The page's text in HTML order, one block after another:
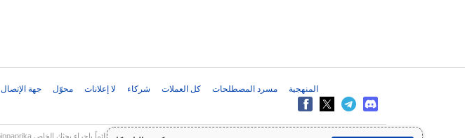
جهة الإتصال محوّل لا إعلانات شركاء كل العملات مسرد المصطلحات
المنهجية